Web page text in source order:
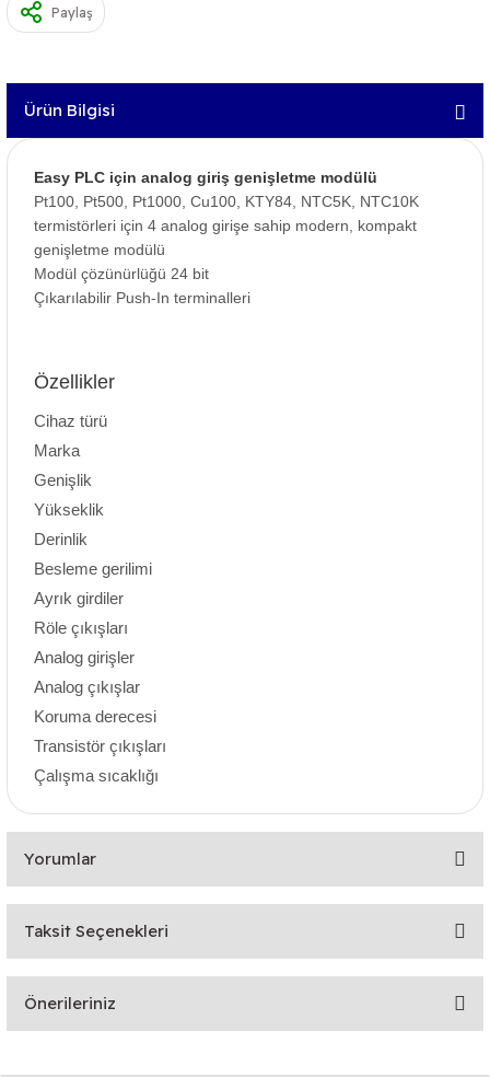
Paylaş
Ürün Bilgisi
Easy PLC için analog giriş genişletme modülü
Pt100, Pt500, Pt1000, Cu100, KTY84, NTC5K, NTC10K
termistörleri için 4 analog girişe sahip modern, kompakt
genişletme modülü
Modül çözünürlüğü 24 bit
Çıkarılabilir Push-In terminalleri
Özellikler
Cihaz türü
Marka
Genişlik
Yükseklik
Derinlik
Besleme gerilimi
Ayrık girdiler
Röle çıkışları
Analog girişler
Analog çıkışlar
Koruma derecesi
Transistör çıkışları
Çalışma sıcaklığı
Yorumlar
Bu ürüne ilk yorumu siz yapın!
Taksit Seçenekleri
Önerileriniz